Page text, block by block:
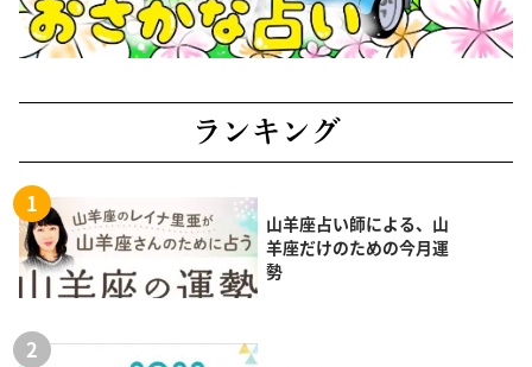
ランキング
山羊座占い師による、山
羊座だけのための今月運
勢